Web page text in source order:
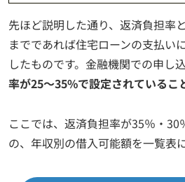
先ほど説明した通り、返済負担率
までであれば住宅ローンの支払い
したものです。金融機関での申し
率が25～35%で設定されているこ
ここでは、返済負担率が35％・30
の、年収別の借入可能額を一覧表